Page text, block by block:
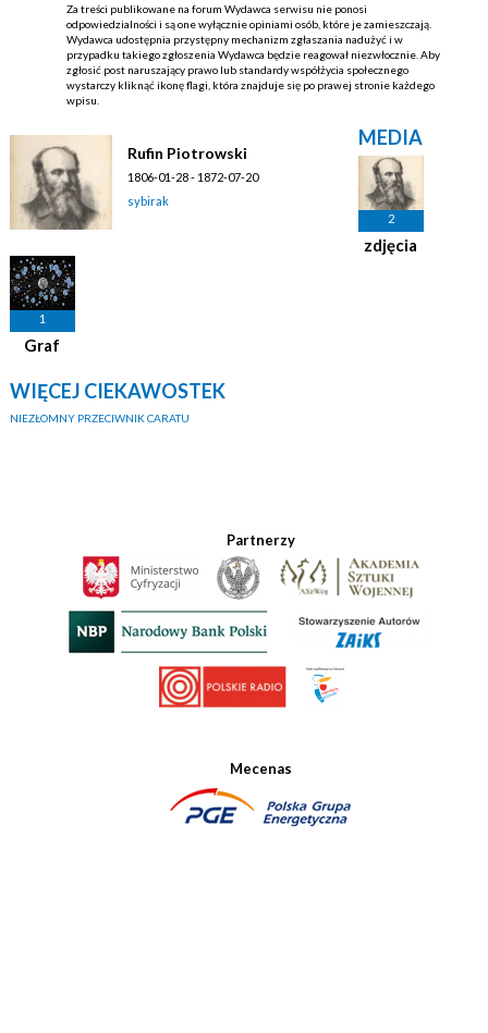
Za treści publikowane na forum Wydawca serwisu nie ponosi
odpowiedzialności i są one wyłącznie opiniami osób, które je zamieszczają.
Wydawca udostępnia przystępny mechanizm zgłaszania nadużyć i w
przypadku takiego zgłoszenia Wydawca będzie reagował niezwłocznie. Aby
zgłosić post naruszający prawo lub standardy współżycia społecznego
wystarczy kliknąć ikonę flagi, która znajduje się po prawej stronie każdego
wpisu.
Rufin Piotrowski
1806-01-28 - 1872-07-20
sybirak
MEDIA
2
zdjęcia
1
Graf
WIĘCEJ CIEKAWOSTEK
NIEZŁOMNY PRZECIWNIK CARATU
Partnerzy
Mecenas